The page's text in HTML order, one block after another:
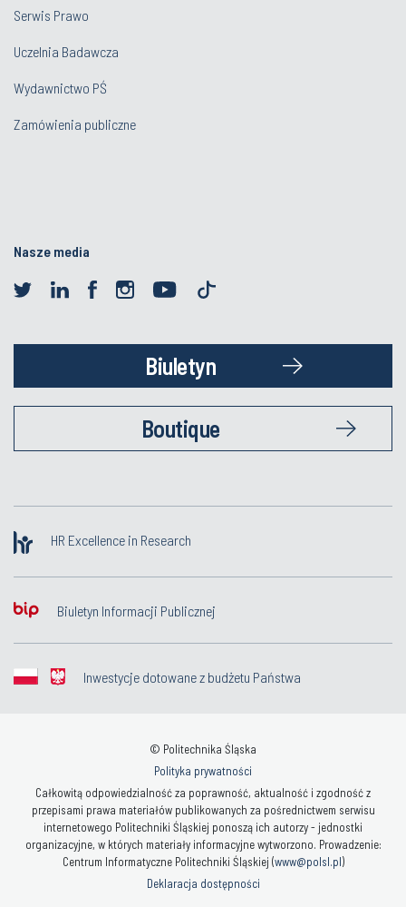
Serwis Prawo
Uczelnia Badawcza
Wydawnictwo PŚ
Zamówienia publiczne
Nasze media
Biuletyn
Boutique
HR Excellence in Research
Biuletyn Informacji Publicznej
Inwestycje dotowane z budżetu Państwa
© Politechnika Śląska
Polityka prywatności
Całkowitą odpowiedzialność za poprawność, aktualność i zgodność z
przepisami prawa materiałów publikowanych za pośrednictwem serwisu
internetowego Politechniki Śląskiej ponoszą ich autorzy - jednostki
organizacyjne, w których materiały informacyjne wytworzono. Prowadzenie:
Centrum Informatyczne Politechniki Śląskiej (www@polsl.pl)
Deklaracja dostępności